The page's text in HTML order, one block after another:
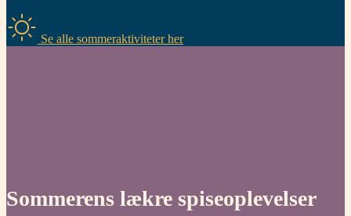
Se alle sommeraktiviteter her
Sommerens lækre spiseoplevelser